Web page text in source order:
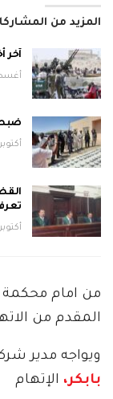
المزيد من
آخر
أغسطس
ضبط 591مسدس تركى وضبط 4متهمين
أكتوبر 14, 2023
أكتوبر 2, 2023
من امام
المقدم من
ويواجه مدير
بابكر، الإتهام